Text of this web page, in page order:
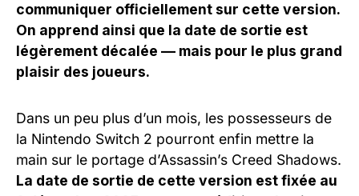
communiquer officiellement sur cette version.
On apprend ainsi que la date de sortie est
légèrement décalée — mais pour le plus grand
plaisir des joueurs.
Dans un peu plus d’un mois, les possesseurs de
la Nintendo Switch 2 pourront enfin mettre la
main sur le portage d’Assassin’s Creed Shadows.
La date de sortie de cette version est fixée au